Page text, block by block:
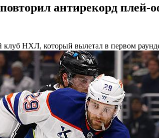
антирекорд
НХЛ, который вылетал в первом